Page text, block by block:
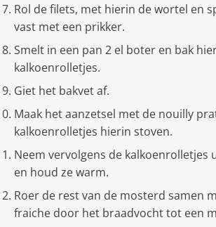
Rol de filets, met hierin de wortel en
vast met een prikker.
Smelt in een pan 2 el boter en bak
kalkoenrolletjes.
Giet het bakvet af.
Maak het aanzetsel met de nouilly
kalkoenrolletjes hierin stoven.
Neem vervolgens de kalkoenrolletjes
en houd ze warm.
Roer de rest van de mosterd samen
fraiche door het braadvocht tot een